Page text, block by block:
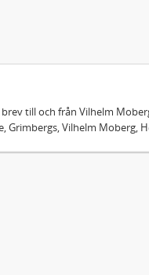
till och från Vilhelm
Grimbergs, Vilhelm Moberg,